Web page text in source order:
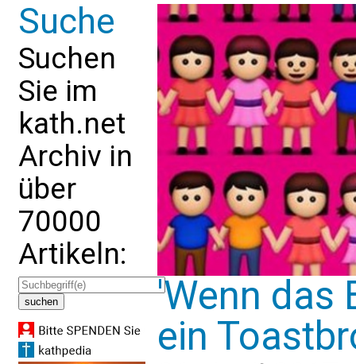
Suche
Suchen
Sie im
kath.net
Archiv in
über
70000
Artikeln:
'Wenn das
ein